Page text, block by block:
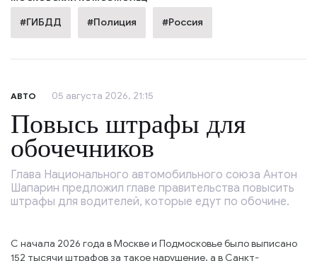
#ГИБДД #Полиция #Россия
АВТО 05 августа 2026, 21:15
Повысь штрафы для
обочечников
Глава Национального автомобильного союза Антон
Шапарин предложил главе правительства повысить
штрафы для водителей, которые едут по обочине.
С начала 2026 года в Москве и Подмосковье было выписано
152 тысячи штрафов за такое нарушение, а в Санкт-